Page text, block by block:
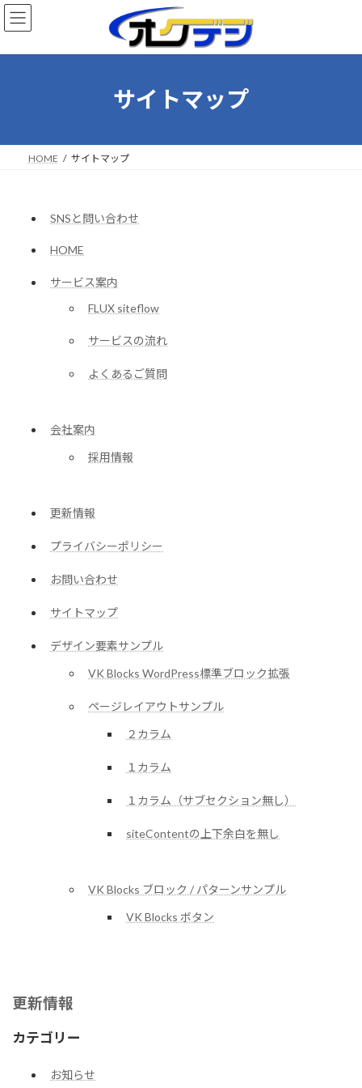
コ
ン
ン
ナ
ビ
ー
サイトマップ
HOME サイトマップ
SNSと問い合わせ
HOME
サービス案内
FLUX siteflow
サービスの流れ
よくあるご質問
会社案内
採用情報
更新情報
プライバシーポリシー
お問い合わせ
サイトマップ
デザイン要素サンプル
VK Blocks WordPress標準ブロック拡張
ページレイアウトサンプル
２カラム
１カラム
１カラム（サブセクション無し）
siteContentの上下余白を無し
VK Blocks ブロック / パターンサンプル
VK Blocks ボタン
更新情報
カテゴリー
お知らせ